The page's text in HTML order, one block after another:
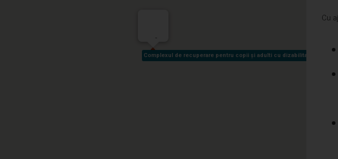
Complexul de recuperare pentru copii și adulti cu dizabilitati
Complexul de recuperare pentru copii și adulti cu dizabilitati
-
Cu